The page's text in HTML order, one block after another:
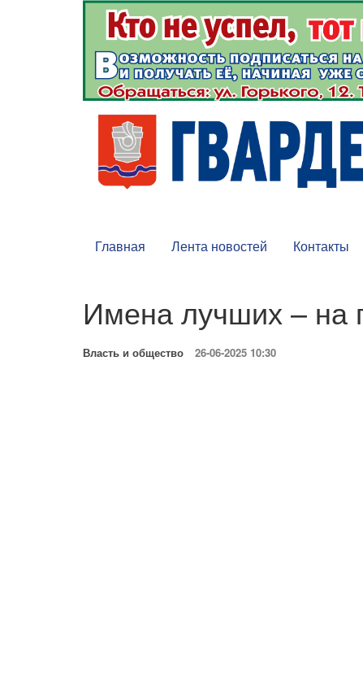
Главная Лента новостей Контакты
Имена лучших – на
Власть и общество 26-06-2025 10:30